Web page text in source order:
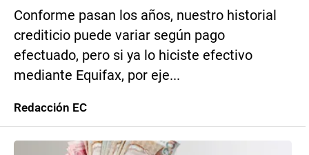
Conforme pasan los años, nuestro historial
crediticio puede variar según pago
efectuado, pero si ya lo hiciste efectivo
mediante Equifax, por eje...
Redacción EC